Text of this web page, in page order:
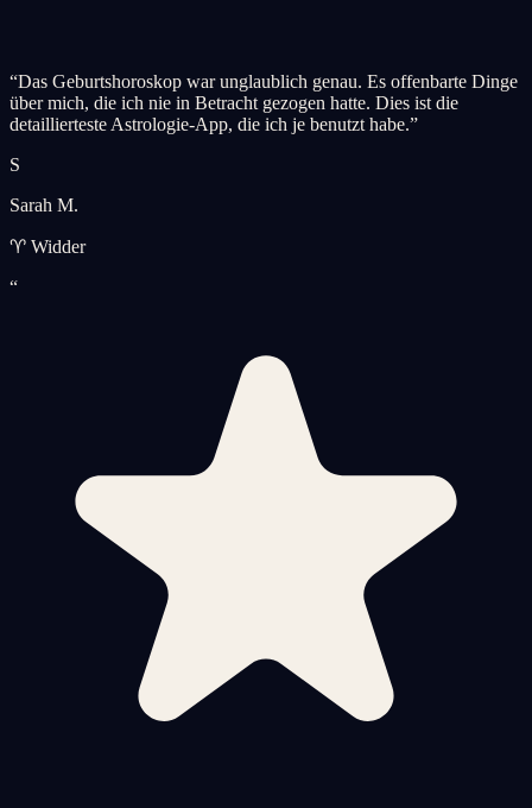
“Das Geburtshoroskop war unglaublich genau. Es offenbarte Dinge
über mich, die ich nie in Betracht gezogen hatte. Dies ist die
detaillierteste Astrologie-App, die ich je benutzt habe.”
S
Sarah M.
♈ Widder
“